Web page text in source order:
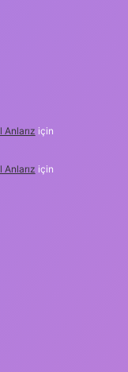
Anlarız için
Anlarız için